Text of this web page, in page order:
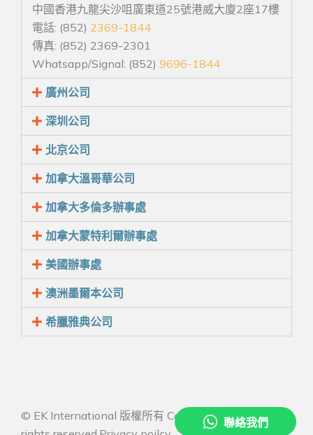
中國香港九龍尖沙咀廣東道25號港威大廈2座17樓
電話: (852) 2369-1844
傳真: (852) 2369-2301
Whatsapp/Signal: (852) 9696-1844
廣州公司
深圳公司
北京公司
加拿大溫哥華公司
加拿大多倫多辦事處
加拿大蒙特利爾辦事處
美國辦事處
澳洲墨爾本公司
希臘雅典公司
© EK International 版權所有 Copyright 2026 All